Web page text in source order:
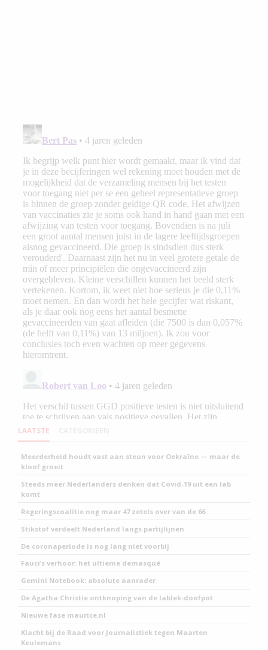
LAATSTE
Meerderheid houdt vast aan steun voor Oekraïne — maar de
kloof groeit
Steeds meer Nederlanders denken dat Covid-19 uit een lab
komt
Regeringscoalitie nog maar 47 zetels over van de 66
Stikstof verdeelt Nederland langs partijlijnen
De coronaperiode is nog lang niet voorbij
Fauci’s verhoor: het ultieme demasqué
Gemini Notebook: absolute aanrader
De Agatha Christie ontknoping van de lablek-doofpot
Nieuwe fase maurice.nl
Klacht bij de Raad voor Journalistiek tegen Maarten
Keulemans